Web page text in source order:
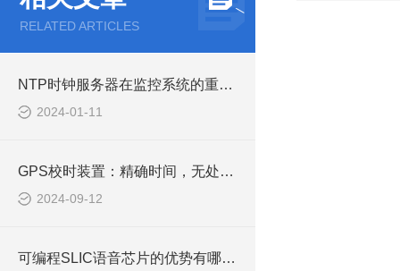
RELATED ARTICLES
NTP时钟服务器在监控系统的重要作用
2024-01-11
GPS校时装置：精确时间，无处不在
2024-09-12
可编程SLIC语音芯片的优势有哪些？